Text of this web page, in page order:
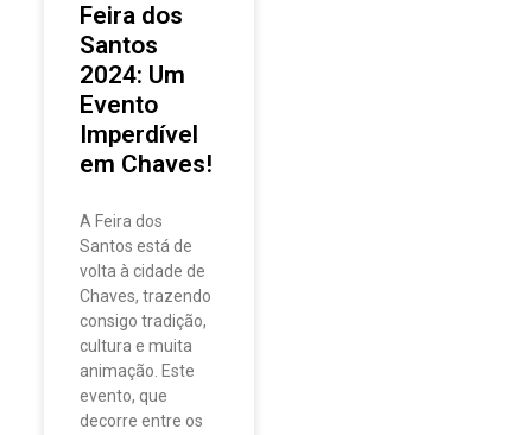
Feira dos
Santos
2024: Um
Evento
Imperdível
em Chaves!
A Feira dos
Santos está de
volta à cidade de
Chaves, trazendo
consigo tradição,
cultura e muita
animação. Este
evento, que
decorre entre os